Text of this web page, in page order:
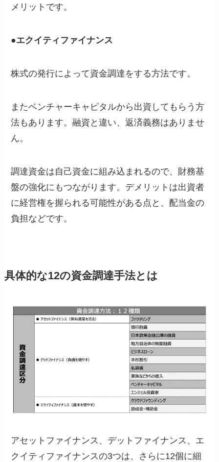
メリットです。
●エクイティファイナンス
株式の発行によって資金調達をする方法です。
またベンチャーキャピタルから出資してもらう方
法もあります。融資と違い、返済義務はありませ
ん。
調達資金は自己資金に組み込まれるので、財務基
盤の強化にもつながります。デメリットは出資者
に経営権を握られる可能性がある点と、配当金の
負担などです。
具体的な12の資金調達手法とは
アセットファイナンス、デットファイナンス、エ
クイティファイナンスの3つは、さらに12個に細